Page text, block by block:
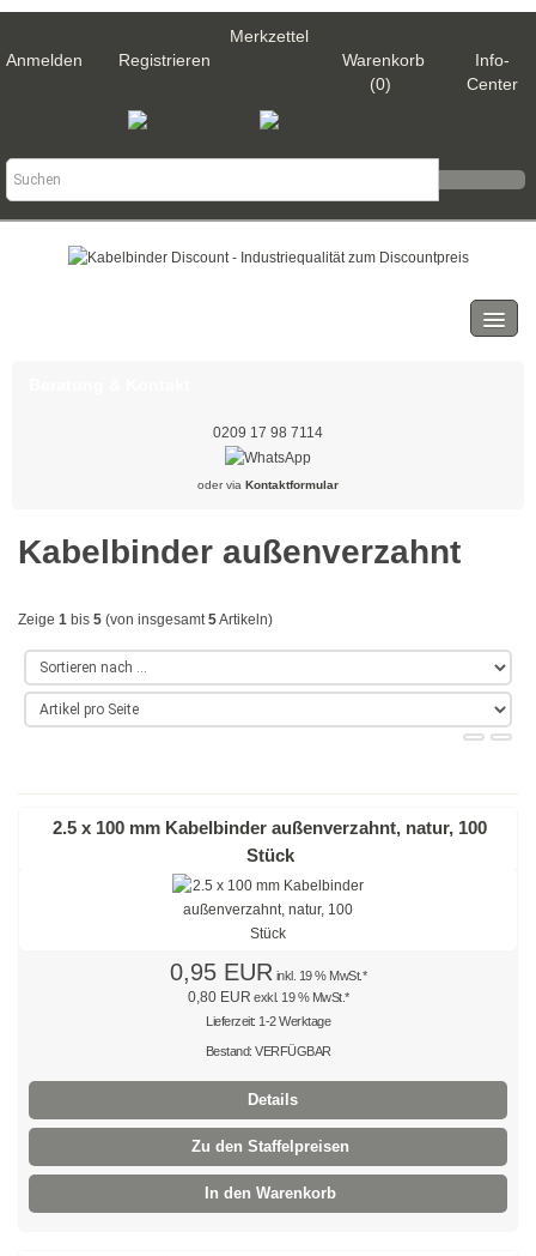
Anmelden Registrieren
Merkzettel
Warenkorb
(0)
Info-
Center
Gold
Farbig
Rot
Gelb
Blau
Braun
Hellbraun
0209 17 98 7114
oder via Kontaktformular
Kabelbinder außenverzahnt
Zeige 1 bis 5 (von insgesamt5Artikeln)
2.5 x 100 mm Kabelbinder außenverzahnt, natur, 100
Stück
0,95 EUR inkl. 19 % MwSt.*
0,80 EUR exkl. 19 % MwSt.*
Lieferzeit: 1-2 Werktage
Bestand: VERFÜGBAR
Details
Zu den Staffelpreisen
In den Warenkorb